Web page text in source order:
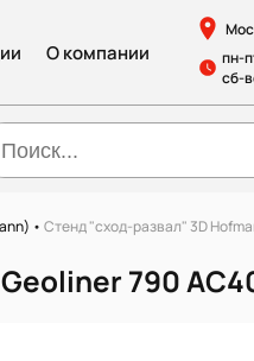
О компании
пн-
сб-
•Стенд "сход-развал" 3D
790